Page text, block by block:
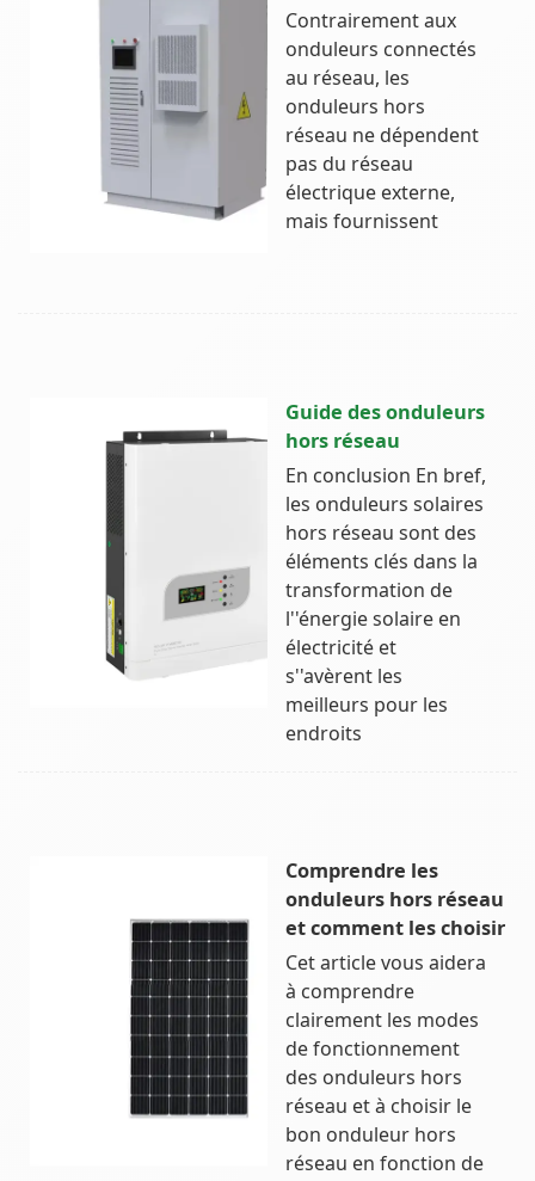
Contrairement aux
onduleurs connectés
au réseau, les
onduleurs hors
réseau ne dépendent
pas du réseau
électrique externe,
mais fournissent
Guide des onduleurs
hors réseau
En conclusion En bref,
les onduleurs solaires
hors réseau sont des
éléments clés dans la
transformation de
l''énergie solaire en
électricité et
s''avèrent les
meilleurs pour les
endroits
Comprendre les
onduleurs hors réseau
et comment les choisir
Cet article vous aidera
à comprendre
clairement les modes
de fonctionnement
des onduleurs hors
réseau et à choisir le
bon onduleur hors
réseau en fonction de